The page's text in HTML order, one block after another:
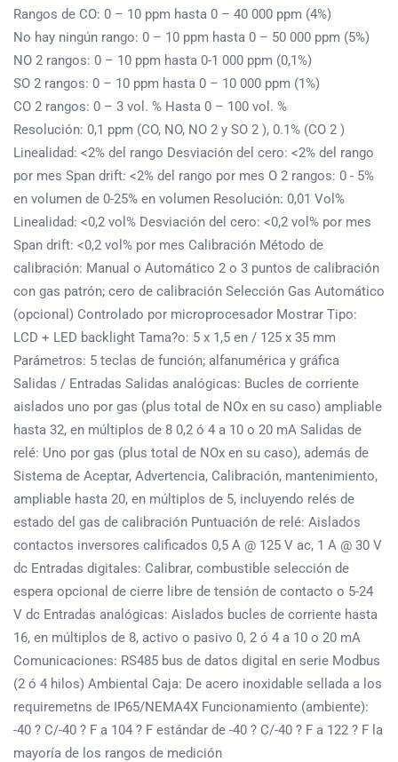
Rangos de CO: 0 – 10 ppm hasta 0 – 40 000 ppm (4%)
No hay ningún rango: 0 – 10 ppm hasta 0 – 50 000 ppm (5%)
NO 2 rangos: 0 – 10 ppm hasta 0-1 000 ppm (0,1%)
SO 2 rangos: 0 – 10 ppm hasta 0 – 10 000 ppm (1%)
CO 2 rangos: 0 – 3 vol. % Hasta 0 – 100 vol. %
Resolución: 0,1 ppm (CO, NO, NO 2 y SO 2 ), 0.1% (CO 2 )
Linealidad: <2% del rango Desviación del cero: <2% del rango
por mes Span drift: <2% del rango por mes O 2 rangos: 0 - 5%
en volumen de 0-25% en volumen Resolución: 0,01 Vol%
Linealidad: <0,2 vol% Desviación del cero: <0,2 vol% por mes
Span drift: <0,2 vol% por mes Calibración Método de
calibración: Manual o Automático 2 o 3 puntos de calibración
con gas patrón; cero de calibración Selección Gas Automático
(opcional) Controlado por microprocesador Mostrar Tipo:
LCD + LED backlight Tama?o: 5 x 1,5 en / 125 x 35 mm
Parámetros: 5 teclas de función; alfanumérica y gráfica
Salidas / Entradas Salidas analógicas: Bucles de corriente
aislados uno por gas (plus total de NOx en su caso) ampliable
hasta 32, en múltiplos de 8 0,2 ó 4 a 10 o 20 mA Salidas de
relé: Uno por gas (plus total de NOx en su caso), además de
Sistema de Aceptar, Advertencia, Calibración, mantenimiento,
ampliable hasta 20, en múltiplos de 5, incluyendo relés de
estado del gas de calibración Puntuación de relé: Aislados
contactos inversores calificados 0,5 A @ 125 V ac, 1 A @ 30 V
dc Entradas digitales: Calibrar, combustible selección de
espera opcional de cierre libre de tensión de contacto o 5-24
V dc Entradas analógicas: Aislados bucles de corriente hasta
16, en múltiplos de 8, activo o pasivo 0, 2 ó 4 a 10 o 20 mA
Comunicaciones: RS485 bus de datos digital en serie Modbus
(2 ó 4 hilos) Ambiental Caja: De acero inoxidable sellada a los
requiremetns de IP65/NEMA4X Funcionamiento (ambiente):
-40 ? C/-40 ? F a 104 ? F estándar de -40 ? C/-40 ? F a 122 ? F la
mayoría de los rangos de medición